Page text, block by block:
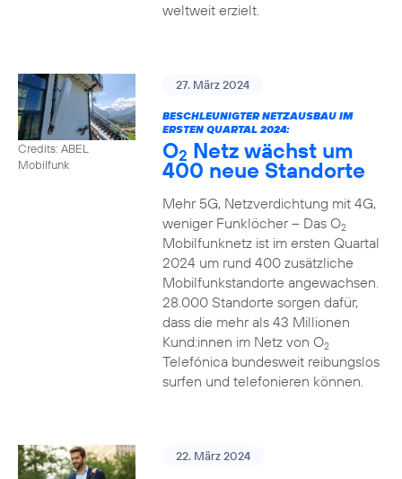
weltweit erzielt.
Credits: ABEL
Mobilfunk
27. März 2024
BESCHLEUNIGTER NETZAUSBAU IM
ERSTEN QUARTAL 2024:
O2 Netz wächst um
400 neue Standorte
Mehr 5G, Netzverdichtung mit 4G,
weniger Funklöcher – Das O2
Mobilfunknetz ist im ersten Quartal
2024 um rund 400 zusätzliche
Mobilfunkstandorte angewachsen.
28.000 Standorte sorgen dafür,
dass die mehr als 43 Millionen
Kund:innen im Netz von O2
Telefónica bundesweit reibungslos
surfen und telefonieren können.
22. März 2024